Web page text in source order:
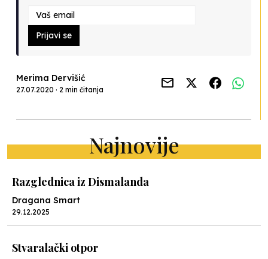
Prijavi se
Merima Dervišić
27.07.2020 · 2 min čitanja
Najnovije
Razglednica iz Dismalanda
Dragana Smart
29.12.2025
Stvaralački otpor